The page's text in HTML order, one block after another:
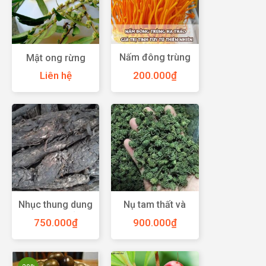
Mật ong rừng
Liên hệ
Nấm đông trùng
hạ thảo – Giá trị
tinh túy từ thiên
nhiên
200.000₫
Nhục thung dung
Mông Cổ
750.000₫
Nụ tam thất và
công dụng với
sức khỏe
900.000₫